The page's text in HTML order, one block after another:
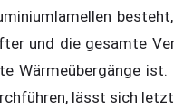
und die gesamte
Wärmeübergänge
lässt sich